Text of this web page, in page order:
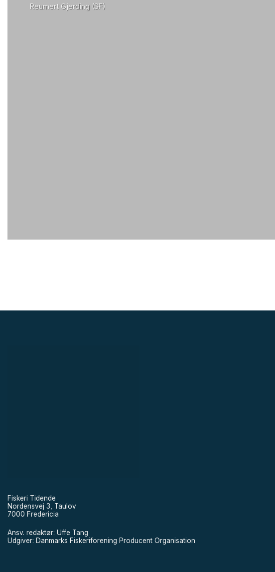
Reumert Gjerding (SF)
Fiskeri Tidende
Nordensvej 3, Taulov
7000 Fredericia
Ansv. redaktør: Uffe Tang
Udgiver: Danmarks Fiskeriforening Producent Organisation